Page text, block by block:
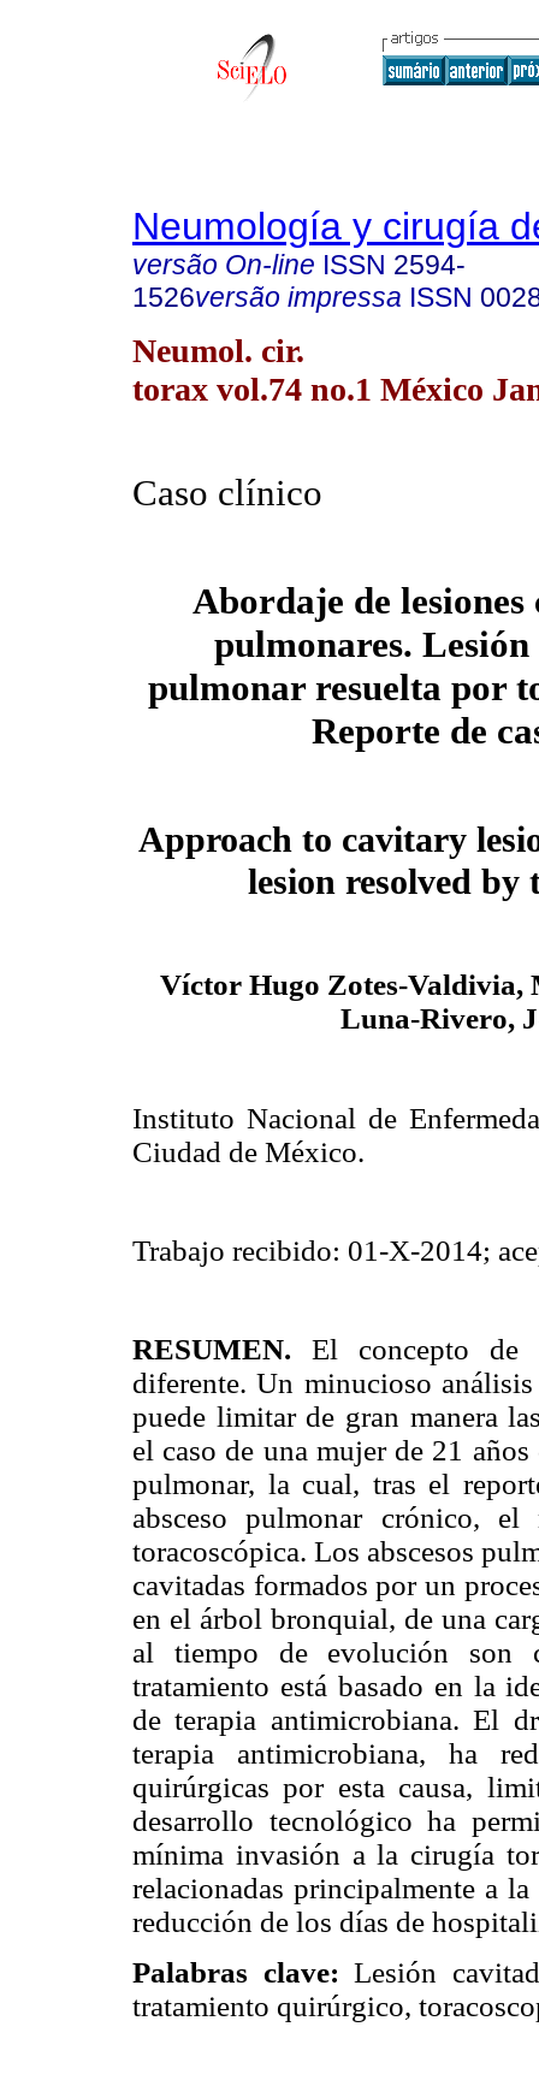
Neumología y cirugía
versão On-line ISSN 2594-
1526versão impressa ISSN
Neumol. cir.
torax vol.74 no.1 México
Caso clínico
Abordaje de lesiones
pulmonares.
pulmonar resuelta por
Reporte de
Approach to cavitary
lesion resolved by
Víctor Hugo Zotes-Valdivia,
Luna-Rivero,
Instituto Nacional de
Ciudad de México.
Trabajo recibido: 01-X-2014;
RESUMEN. El concepto de
diferente. Un minucioso
puede limitar de gran manera
el caso de una mujer de 21
pulmonar, la cual, tras el
absceso pulmonar crónico,
toracoscópica. Los abscesos
cavitadas formados por un
en el árbol bronquial, de una
al tiempo de evolución son
tratamiento está basado en la
de terapia antimicrobiana. El
terapia antimicrobiana, ha
quirúrgicas por esta causa,
desarrollo tecnológico ha
mínima invasión a la cirugía
relacionadas principalmente a
reducción de los días de
Palabras clave: Lesión
tratamiento quirúrgico,